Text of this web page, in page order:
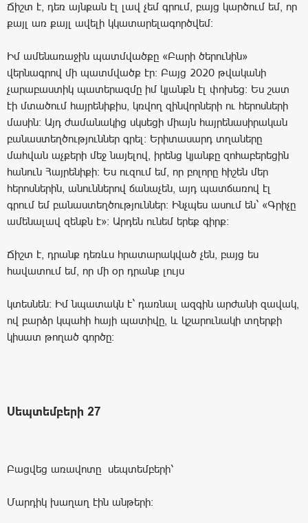
Ճիշտ է, դեռ այնքան էլ լավ չեմ գրում, բայց կարծում եմ, որ
քայլ առ քայլ ավելի կկատարելագործվեմ:
Իմ ամենառաջին պատմվածքը «Բարի ծերունին»
վերնագրով մի պատմվածք էր։ Բայց 2020 թվականի
չարաբաստիկ պատերազմը իմ կյանքն էլ փոխեց: Ես շատ
էի մտածում հայրենիքիս, կռվող զինվորների ու հերոսների
մասին: Այդ ժամանակից սկսեցի միայն հայրենասիրական
բանաստեղծություններ գրել: Երիտասարդ տղաները
մահվան աչքերի մեջ նայելով, իրենց կյանքը զոհաբերեցին
հանուն Հայրենիքի: Ես ուզում եմ, որ բոլորը հիշեն մեր
հերոսներին, անուններով ճանաչեն, այդ պատճառով էլ
գրում եմ բանաստեղծություններ: Ինչպես ասում են` «Գրիչը
ամենալավ զենքն է»։ Արդեն ունեմ երեք գիրք:
Ճիշտ է, դրանք դեռևս հրատարակված չեն, բայց ես
հավատում եմ, որ մի օր դրանք լույս
կտեսնեն։ Իմ նպատակն է` դառնալ ազգին արժանի զավակ,
ով բարձր կպահի հայի պատիվը, և կշարունակի տղերքի
կիսատ թողած գործը։
Սեպտեմբերի 27
Բացվեց առավոտը սեպտեմբերի՝
Մարդիկ խաղաղ էին անթերի։